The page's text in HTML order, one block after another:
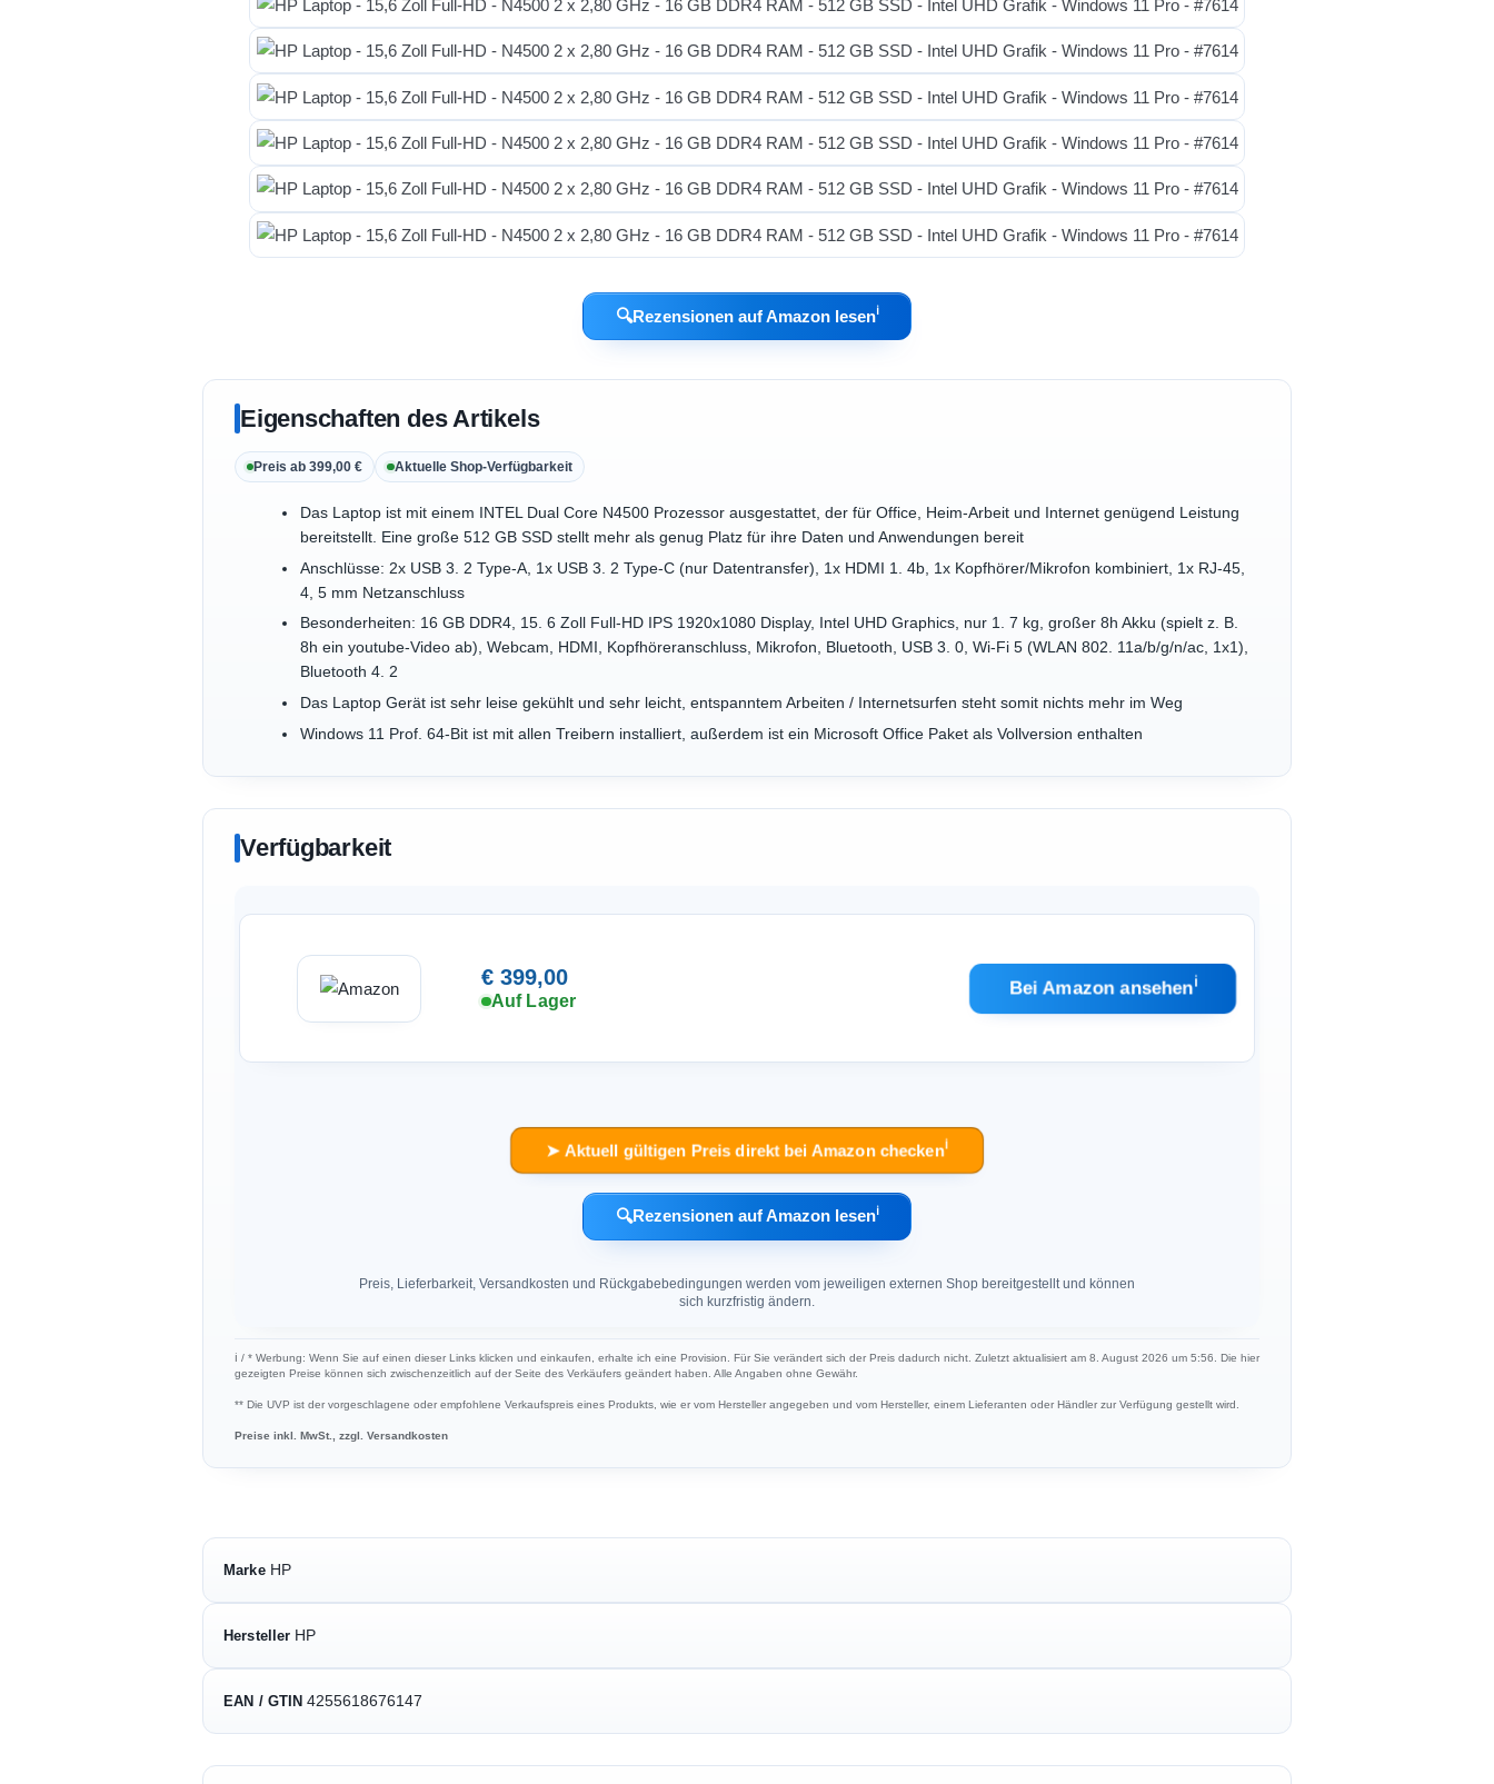
🔍Rezensionen auf Amazon lesenℹ︎
Eigenschaften des Artikels
Preis ab 399,00 € Aktuelle Shop-Verfügbarkeit
Das Laptop ist mit einem INTEL Dual Core N4500 Prozessor ausgestattet, der für Office, Heim-Arbeit und Internet genügend Leistung
bereitstellt. Eine große 512 GB SSD stellt mehr als genug Platz für ihre Daten und Anwendungen bereit
Anschlüsse: 2x USB 3. 2 Type-A, 1x USB 3. 2 Type-C (nur Datentransfer), 1x HDMI 1. 4b, 1x Kopfhörer/Mikrofon kombiniert, 1x RJ-45,
4, 5 mm Netzanschluss
Besonderheiten: 16 GB DDR4, 15. 6 Zoll Full-HD IPS 1920x1080 Display, Intel UHD Graphics, nur 1. 7 kg, großer 8h Akku (spielt z. B.
8h ein youtube-Video ab), Webcam, HDMI, Kopfhöreranschluss, Mikrofon, Bluetooth, USB 3. 0, Wi-Fi 5 (WLAN 802. 11a/​b/​g/​n/​ac, 1x1),
Bluetooth 4. 2
Das Laptop Gerät ist sehr leise gekühlt und sehr leicht, entspanntem Arbeiten / Internetsurfen steht somit nichts mehr im Weg
Windows 11 Prof. 64-Bit ist mit allen Treibern installiert, außerdem ist ein Microsoft Office Paket als Vollversion enthalten
Verfügbarkeit
€ 399,00
Auf Lager
Bei Amazon ansehenℹ︎
➤ Aktuell gültigen Preis direkt bei Amazon checkenℹ︎
🔍Rezensionen auf Amazon lesenℹ︎
Preis, Lieferbarkeit, Versandkosten und Rückgabebedingungen werden vom jeweiligen externen Shop bereitgestellt und können
sich kurzfristig ändern.
ℹ︎ / * Werbung: Wenn Sie auf einen dieser Links klicken und einkaufen, erhalte ich eine Provision. Für Sie verändert sich der Preis dadurch nicht. Zuletzt aktualisiert am 8. August 2026 um 5:56. Die hier
gezeigten Preise können sich zwischenzeitlich auf der Seite des Verkäufers geändert haben. Alle Angaben ohne Gewähr.
** Die UVP ist der vorgeschlagene oder empfohlene Verkaufspreis eines Produkts, wie er vom Hersteller angegeben und vom Hersteller, einem Lieferanten oder Händler zur Verfügung gestellt wird.
Preise inkl. MwSt., zzgl. Versandkosten
Marke HP
Hersteller HP
EAN / GTIN 4255618676147